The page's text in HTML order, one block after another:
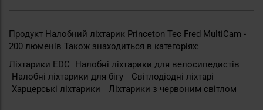
Продукт Налобний ліхтарик Princeton Tec Fred MultiCam -
200 люменів Також знаходиться в категоріях:
Ліхтарики EDC
Налобні ліхтарики для велосипедистів
Налобні ліхтарики для бігу
Світлодіодні ліхтарі
Харцерські ліхтарики
Ліхтарики з червоним світлом